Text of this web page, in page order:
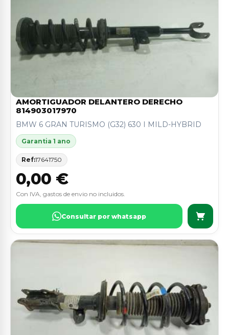
AMORTIGUADOR DELANTERO DERECHO
814903017970
BMW 6 GRAN TURISMO (G32) 630 I MILD-HYBRID
Garantia 1 ano
Ref:17641750
0,00 €
Con IVA, gastos de envio no incluidos.
Consultar por whatsapp